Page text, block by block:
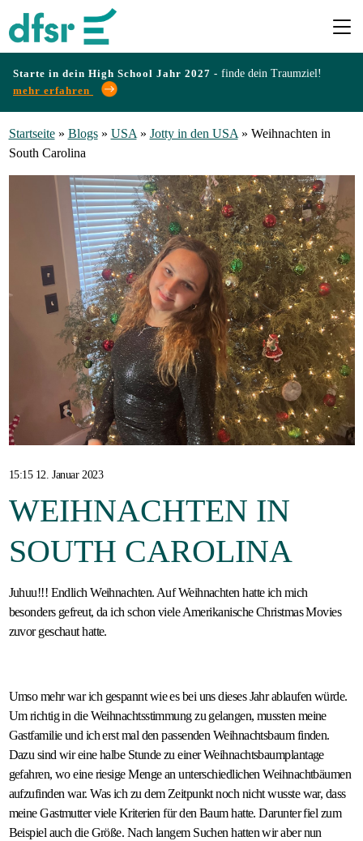
Starte in dein High School Jahr 2027 - finde dein Traumziel!
mehr erfahren
Programme
Infos
Erfahrungen
Preise
Gastfamilie
werden
Startseite» Blogs» USA» Jotty in den USA» Weihnachten in
South Carolina
15:15 12. Januar 2023
WEIHNACHTEN IN
SOUTH CAROLINA
Juhuu!!! Endlich Weihnachten. Auf Weihnachten hatte ich mich
besonders gefreut, da ich schon viele Amerikanische Christmas Movies
zuvor geschaut hatte.
Umso mehr war ich gespannt wie es bei uns dieses Jahr ablaufen würde.
Um richtig in die Weihnachtsstimmung zu gelangen, mussten meine
Gastfamilie und ich erst mal den passenden Weihnachtsbaum finden.
Dazu sind wir eine halbe Stunde zu einer Weihnachtsbaumplantage
gefahren, wo eine riesige Menge an unterschiedlichen Weihnachtbäumen
aufzufinden war. Was ich zu dem Zeitpunkt noch nicht wusste war, dass
meine Gastmutter viele Kriterien für den Baum hatte. Darunter fiel zum
Beispiel auch die Größe. Nach langem Suchen hatten wir aber nun